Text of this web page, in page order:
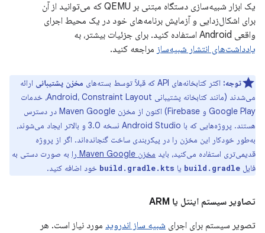
یک ابزار شبیه‌سازی دستگاه مبتنی بر QEMU که می‌توانید از آن
برای اشکال‌زدایی و آزمایش برنامه‌های خود در یک محیط اجرای
واقعی Android استفاده کنید. برای جزئیات بیشتر، به
یادداشت‌های انتشار شبیه‌ساز مراجعه کنید.
توجه: اکثر کتابخانه‌های API که قبلاً توسط بسته‌های مخزن پشتیبانی ارائه
می‌شدند (مانند کتابخانه پشتیبانی Android، Constraint Layout، خدمات
Google Play و Firebase) اکنون از مخزن Maven Google در دسترس
هستند. پروژه‌هایی که با Android Studio نسخه 3.0 و بالاتر ایجاد می‌شوند،
به‌طور خودکار این مخزن را در پیکربندی ساخت گنجانده‌اند. اگر از پروژه
قدیمی‌تری استفاده می‌کنید، باید مخزن Maven Google را
به صورت دستی به
فایل build.gradle یا build.gradle.kts خود اضافه کنید.
تصاویر سیستم اینتل یا ARM
تصویر سیستم برای اجرای شبیه ساز اندروید مورد نیاز است. هر